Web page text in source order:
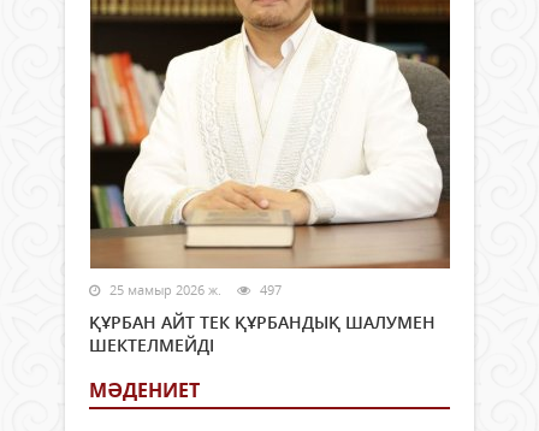
25 мамыр 2026 ж. 497
ҚҰРБАН АЙТ ТЕК ҚҰРБАНДЫҚ ШАЛУМЕН
ШЕКТЕЛМЕЙДІ
МӘДЕНИЕТ